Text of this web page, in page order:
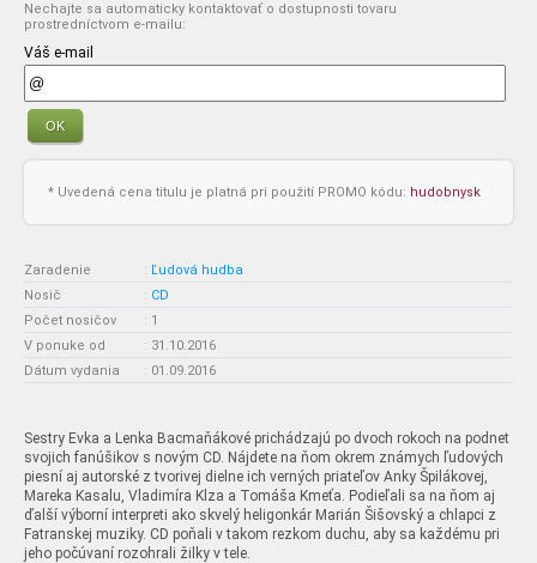
Nechajte sa automaticky kontaktovať o dostupnosti tovaru
prostredníctvom e-mailu:
Váš e-mail
OK
* Uvedená cena titulu je platná pri použití PROMO kódu: hudobnysk
Zaradenie : Ľudová hudba
Nosič
: CD
Počet nosičov
: 1
V ponuke od
: 31.10.2016
Dátum vydania
: 01.09.2016
Sestry Evka a Lenka Bacmaňákové prichádzajú po dvoch rokoch na podnet
svojich fanúšikov s novým CD. Nájdete na ňom okrem známych ľudových
piesní aj autorské z tvorivej dielne ich verných priateľov Anky Špilákovej,
Mareka Kasalu, Vladimíra Klza a Tomáša Kmeťa. Podieľali sa na ňom aj
ďalší výborní interpreti ako skvelý heligonkár Marián Šišovský a chlapci z
Fatranskej muziky. CD poňali v takom rezkom duchu, aby sa každému pri
jeho počúvaní rozohrali žilky v tele.